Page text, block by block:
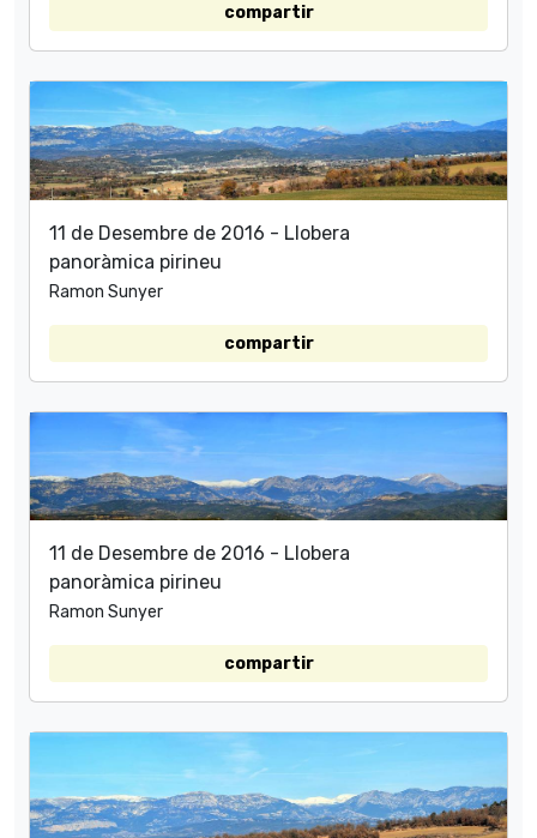
compartir
11 de Desembre de 2016 - Llobera
panoràmica pirineu
Ramon Sunyer
compartir
11 de Desembre de 2016 - Llobera
panoràmica pirineu
Ramon Sunyer
compartir